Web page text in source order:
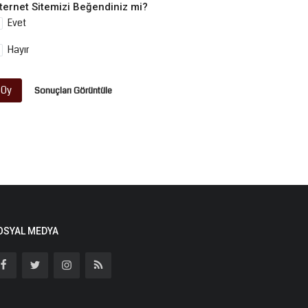
Sitemizi Beğendiniz mi?
Evet
Hayır
Oy Sonuçları Görüntüle
MEDYA